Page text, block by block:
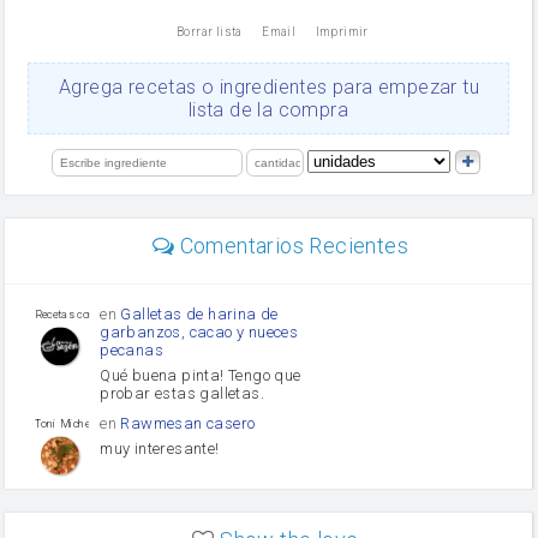
Ajos
salsa de soja
limón
Borrar lista Email Imprimir
Agrega recetas o ingredientes para empezar tu
lista de la compra
Comentarios Recientes
Recetas con sazon
en Galletas de harina de
garbanzos, cacao y nueces
pecanas
Qué buena pinta! Tengo que
probar estas galletas.
Toni Michel Caubet
en Rawmesan casero
muy interesante!
enLasaña casera fácil y